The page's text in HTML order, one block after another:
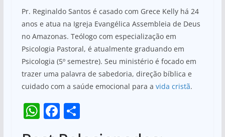
Pr. Reginaldo Santos é casado com Grece Kelly há 24
anos e atua na Igreja Evangélica Assembleia de Deus
no Amazonas. Teólogo com especialização em
Psicologia Pastoral, é atualmente graduando em
Psicologia (5º semestre). Seu ministério é focado em
trazer uma palavra de sabedoria, direção bíblica e
cuidado com a saúde emocional para a vida cristã.
W F S